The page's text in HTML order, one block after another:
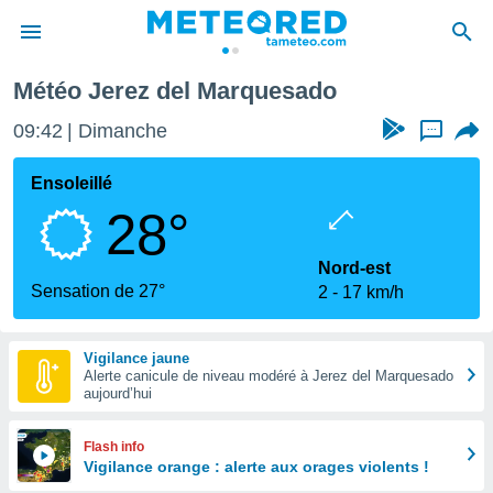
de
Météo Jerez del Marquesado
09:42 Dimanche ...
Ensoleillé
28°
Sensation de 27°
Nord-est
2
17 km/h
Vigilance jaune
Alerte canicule de niveau modéré à Jerez del Marquesado
aujourd’hui
Flash info
Vigilance orange : alerte aux orages violents !